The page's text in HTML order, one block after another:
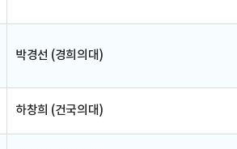
박경선 (경희의대)
하창희 (건국의대)